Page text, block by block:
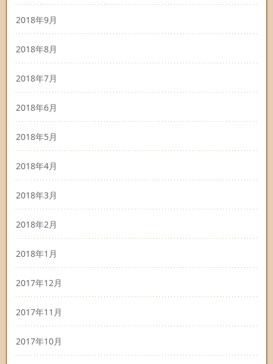
2018年9月
2018年8月
2018年7月
2018年6月
2018年5月
2018年4月
2018年3月
2018年2月
2018年1月
2017年12月
2017年11月
2017年10月